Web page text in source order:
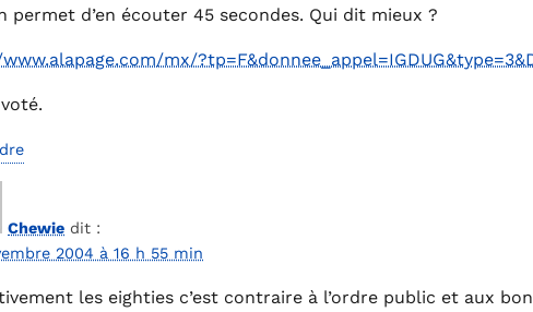
permet d’en écouter 45 secondes. Qui dit mieux ?
mx/
Chewie dit :
2004 à 16 h 55 min
les eighties c’est contraire à l’ordre public et aux